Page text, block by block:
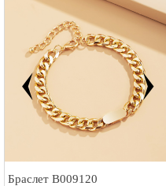
Браслет B009120